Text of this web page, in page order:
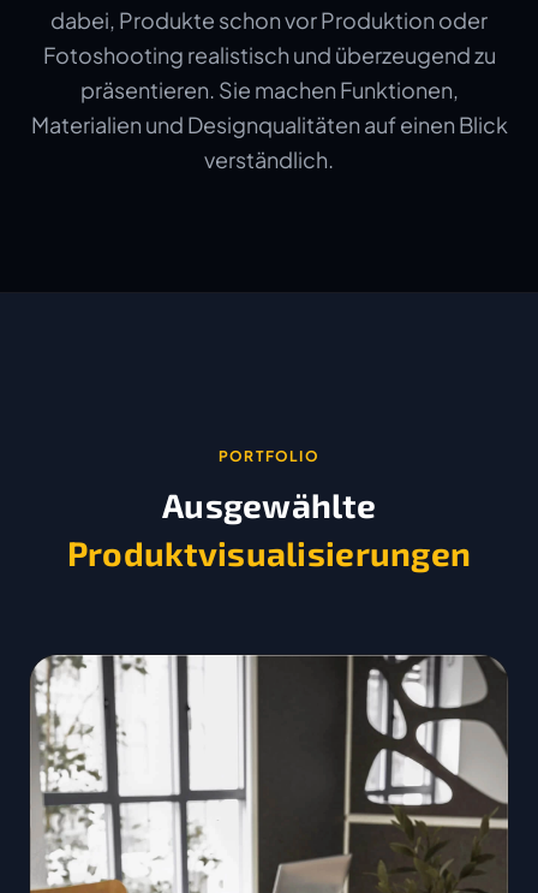
dabei, Produkte schon vor Produktion oder
Fotoshooting realistisch und überzeugend zu
präsentieren. Sie machen Funktionen,
Materialien und Designqualitäten auf einen Blick
verständlich.
PORTFOLIO
Ausgewählte
Produktvisualisierungen